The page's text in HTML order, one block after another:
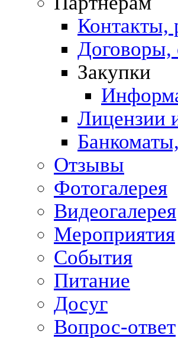
Контакты,
Договоры,
Закупки
Лицензии
Отзывы
Фотогалерея
Видеогалерея
Мероприятия
События
Питание
Досуг
Вопрос-ответ